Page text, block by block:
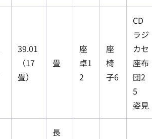
39.01
（17
畳）
畳
座
卓1
2
座
椅
子6
CD
ラジ
カセ
座布
団2
5
姿見
長